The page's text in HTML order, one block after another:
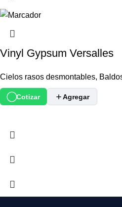
Vinyl Gypsum Versalles
Cielos rasos desmontables,
Cotizar Agregar